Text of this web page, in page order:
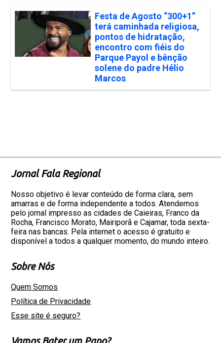
Festa de Agosto “300+1”
terá caminhada religiosa,
pontos de hidratação,
encontro com fiéis do
Parque Payol e bênção
solene do padre Hélio
Marcos
Jornal Fala Regional
Nosso objetivo é levar conteúdo de forma clara, sem
amarras e de forma independente a todos. Atendemos
pelo jornal impresso as cidades de Caieiras, Franco da
Rocha, Francisco Morato, Mairiporã e Cajamar, toda sexta-
feira nas bancas. Pela internet o acesso é gratuito e
disponível a todos a qualquer momento, do mundo inteiro.
Sobre Nós
Quem Somos
Política de Privacidade
Esse site é seguro?